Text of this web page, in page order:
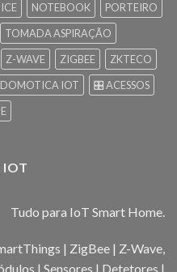
NOTEBOOK
PORTEIRO
TOMADA ASPIRAÇÃO
Z-WAVE ZIGBEE
ZKTECO
DOMOTICA IOT
🎛️ ACESSOS
IOT
Tudo para IoT Smart Home.
| ZigBee | Z-Wave,
| Sensores | Detetores |